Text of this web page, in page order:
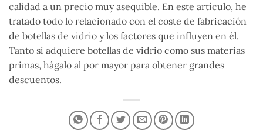
calidad a un precio muy asequible. En este artículo, he
tratado todo lo relacionado con el coste de fabricación
de botellas de vidrio y los factores que influyen en él.
Tanto si adquiere botellas de vidrio como sus materias
primas, hágalo al por mayor para obtener grandes
descuentos.